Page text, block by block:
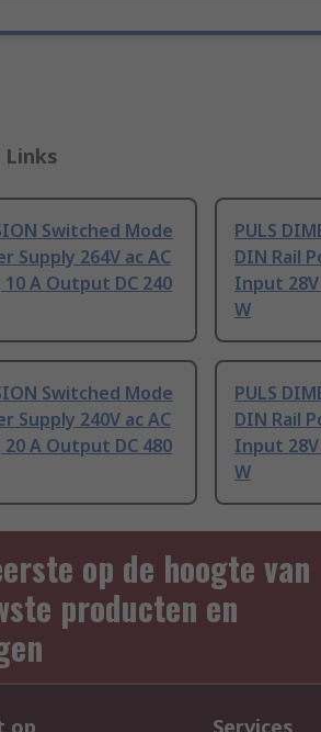
Switched Mode
Supply 264V ac AC
A Output DC 240
PULS
DIN Rail
Input
W
Switched Mode
Supply 240V ac AC
A Output DC 480
PULS
DIN Rail
Input 28V
W
op de hoogte van
producten en